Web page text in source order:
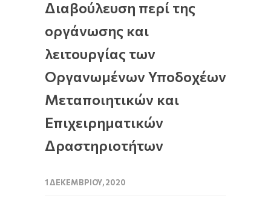
Διαβούλευση περί της
οργάνωσης και
λειτουργίας των
Οργανωμένων Υποδοχέων
Μεταποιητικών και
Επιχειρηματικών
Δραστηριοτήτων
1 ΔΕΚΕΜΒΡΊΟΥ, 2020